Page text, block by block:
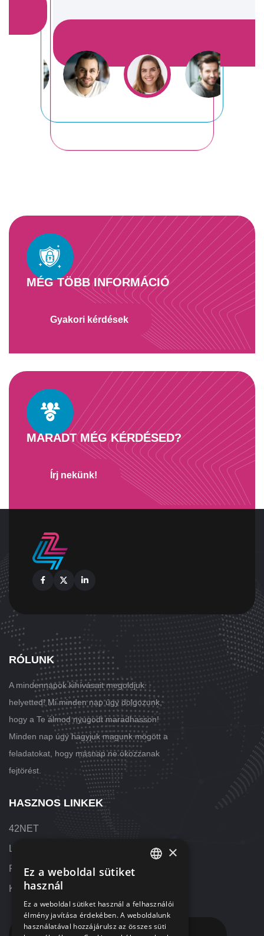
MÉG TÖBB INFORMÁCIÓ
Gyakori kérdések
MARADT MÉG KÉRDÉSED?
Írj nekünk!
RÓLUNK
A mindennapok kihívásait megoldjuk
helyetted! Mi minden nap úgy dolgozunk,
hogy a Te álmod nyugodt maradhasson!
Minden nap úgy hagyjuk magunk mögött a
feladatokat, hogy másnap ne okozzanak
fejtörést.
HASZNOS LINKEK
42NET
Letöltések
Referenciák
Kapcsolat
×
Ez a weboldal sütiket
használ
Ez a weboldal sütiket használ a felhasználói
élmény javítása érdekében. A weboldalunk
használatával hozzájárulsz az összes süti